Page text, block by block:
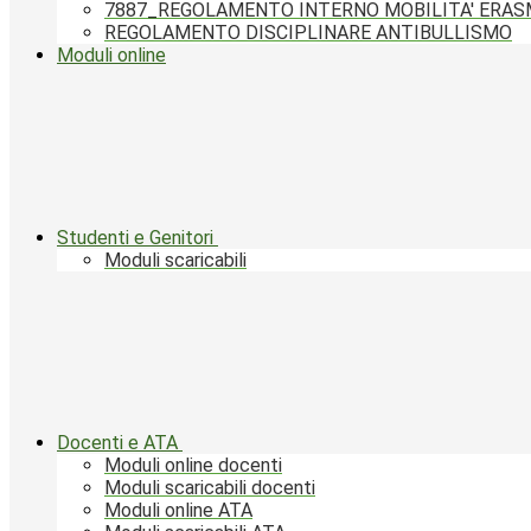
7887_REGOLAMENTO INTERNO MOBILITA'
REGOLAMENTO DISCIPLINARE ANTIBULLISMO
Moduli online
Studenti e Genitori
Moduli scaricabili
Docenti e ATA
Moduli online docenti
Moduli scaricabili docenti
Moduli online ATA